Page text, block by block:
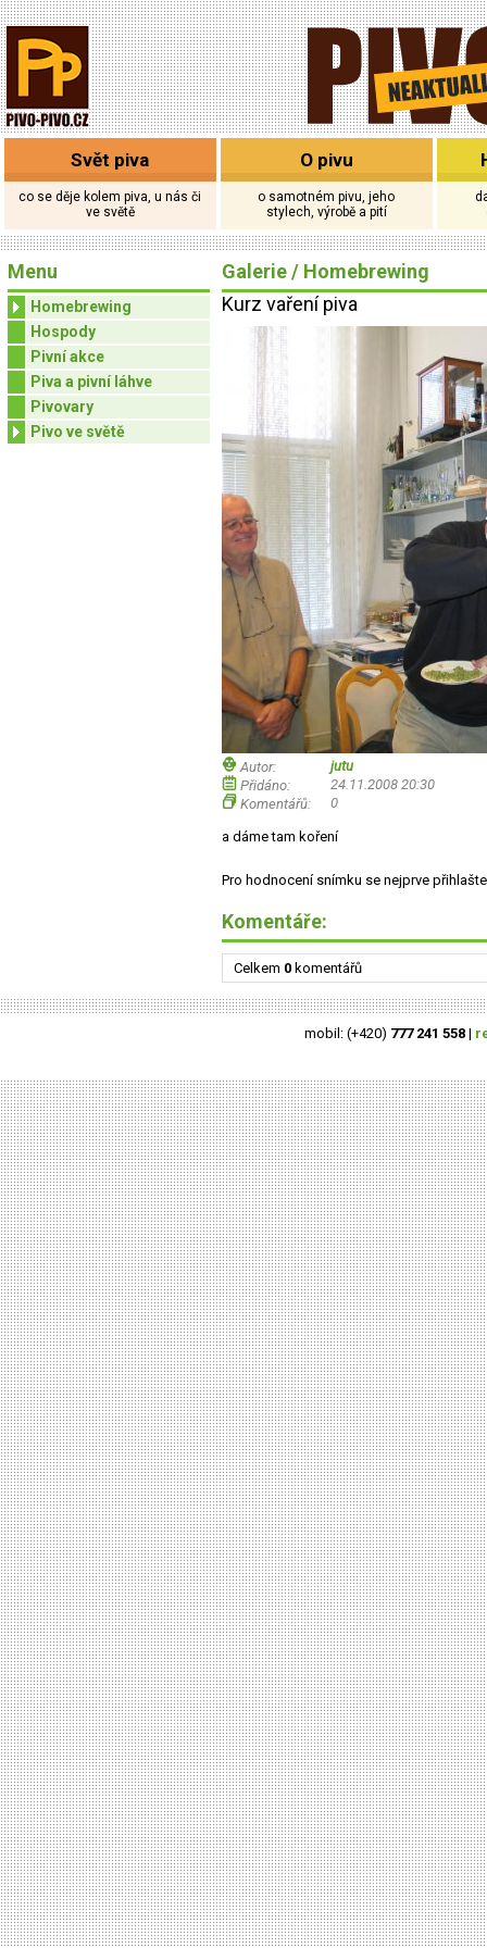
Svět piva
co se děje kolem piva, u nás či
ve světě
O pivu
o samotném pivu, jeho
stylech, výrobě a pití
Menu
Homebrewing
Hospody
Pivní akce
Piva a pivní láhve
Pivovary
Pivo ve světě
Galerie/ Homebrewing
Kurz vaření piva
Autor:
jutu
Přidáno:
24.11.2008 20:30
Komentářů:
0
a dáme tam koření
Pro hodnocení snímku se nejprve
Komentáře:
Celkem 0 komentářů
mobil: (+420) 777 241 558 |